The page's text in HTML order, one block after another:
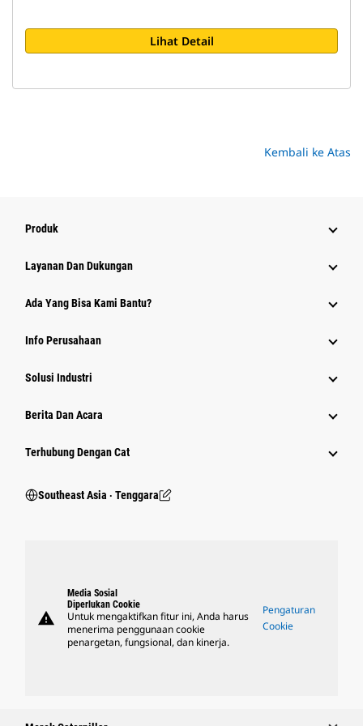
Lihat Detail
Kembali ke Atas
Produk
Layanan Dan Dukungan
Ada Yang Bisa Kami Bantu?
Info Perusahaan
Solusi Industri
Berita Dan Acara
Terhubung Dengan Cat
Southeast Asia ‧ Tenggara
warning
Media Sosial
Diperlukan Cookie
Untuk mengaktifkan fitur ini, Anda harus
menerima penggunaan cookie
penargetan, fungsional, dan kinerja.
Pengaturan
Cookie